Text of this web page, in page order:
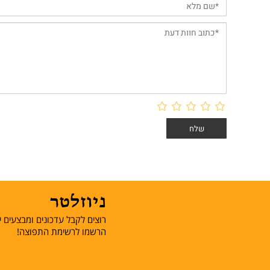
ניוזלטר
רוצים לקבל עדכונים ומבצעים
הרשמו לרשימת התפוצה!